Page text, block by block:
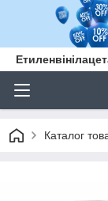
Каталог